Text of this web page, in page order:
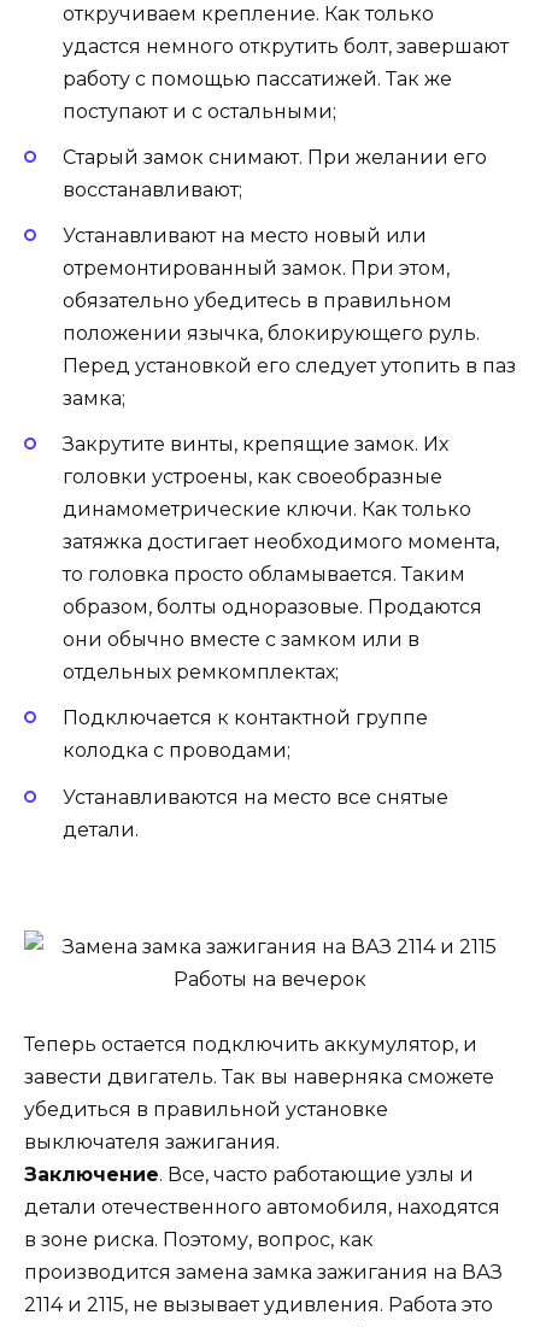
откручиваем крепление. Как только
удастся немного открутить болт, завершают
работу с помощью пассатижей. Так же
поступают и с остальными;
Старый замок снимают. При желании его
восстанавливают;
Устанавливают на место новый или
отремонтированный замок. При этом,
обязательно убедитесь в правильном
положении язычка, блокирующего руль.
Перед установкой его следует утопить в паз
замка;
Закрутите винты, крепящие замок. Их
головки устроены, как своеобразные
динамометрические ключи. Как только
затяжка достигает необходимого момента,
то головка просто обламывается. Таким
образом, болты одноразовые. Продаются
они обычно вместе с замком или в
отдельных ремкомплектах;
Подключается к контактной группе
колодка с проводами;
Устанавливаются на место все снятые
детали.
Теперь остается подключить аккумулятор, и
завести двигатель. Так вы наверняка сможете
убедиться в правильной установке
выключателя зажигания.
Заключение. Все, часто работающие узлы и
детали отечественного автомобиля, находятся
в зоне риска. Поэтому, вопрос, как
производится замена замка зажигания на ВАЗ
2114 и 2115, не вызывает удивления. Работа это